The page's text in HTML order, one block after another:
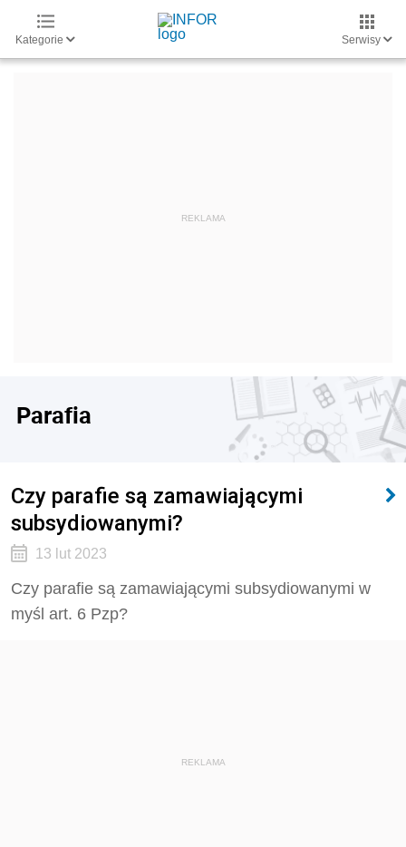
Kategorie Serwisy
Parafia
Czy parafie są zamawiającymi
subsydiowanymi?
13 lut 2023
Czy parafie są zamawiającymi subsydiowanymi w
myśl art. 6 Pzp?
REKLAMA